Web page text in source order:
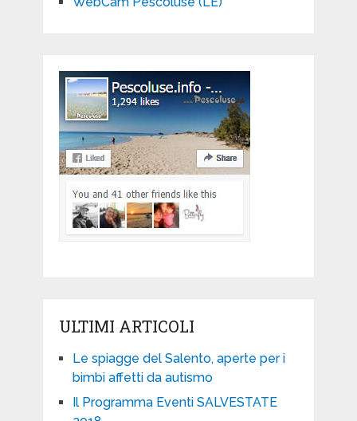
ULTIMI ARTICOLI
Le spiagge del Salento, aperte per i
bimbi affetti da autismo
Il Programma Eventi SALVESTATE